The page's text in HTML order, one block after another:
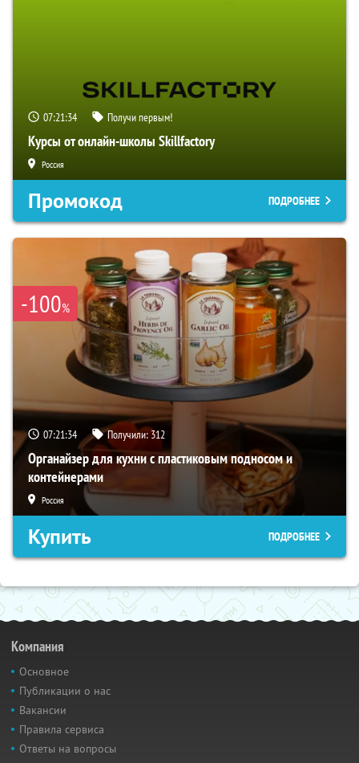
07:21:34 Получи первым!
Курсы от онлайн-школы Skillfactory
Россия
Промокод ПОДРОБНЕЕ
-100%
07:21:34 Получили: 312
Органайзер для кухни с пластиковым подносом и
контейнерами
Россия
Купить ПОДРОБНЕЕ
Компания
Основное
Публикации о нас
Вакансии
Правила сервиса
Ответы на вопросы